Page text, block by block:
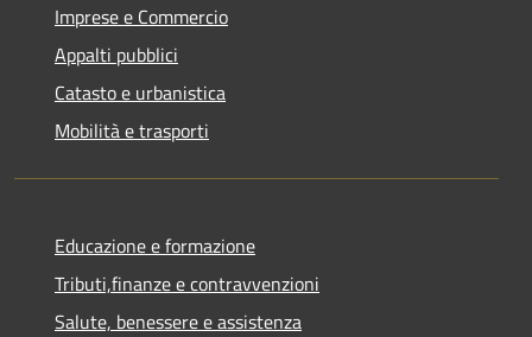
Imprese e Commercio
Appalti pubblici
Catasto e urbanistica
Mobilità e trasporti
Educazione e formazione
Tributi,finanze e contravvenzioni
Salute, benessere e assistenza